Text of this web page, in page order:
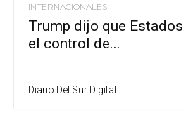
INTERNACIONALES
Trump dijo que
el control de...
Diario Del Sur Digital